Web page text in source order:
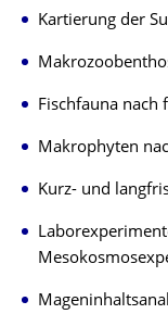
Kartierung der
Fischfauna nach
Makrophyten
Kurz- und